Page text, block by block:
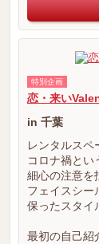
特別企画
恋・来い
in 千葉
レンタルスペ
コロナ禍とい
細心の注意を
フェイスシー
保ったスタイ
最初の自己紹